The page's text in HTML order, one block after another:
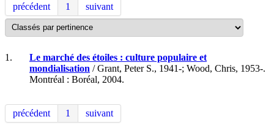
précédent 1 suivant
1.
Le marché des étoiles : culture populaire et
mondialisation / Grant, Peter S., 1941-; Wood, Chris, 1953-.
Montréal : Boréal, 2004.
précédent 1 suivant